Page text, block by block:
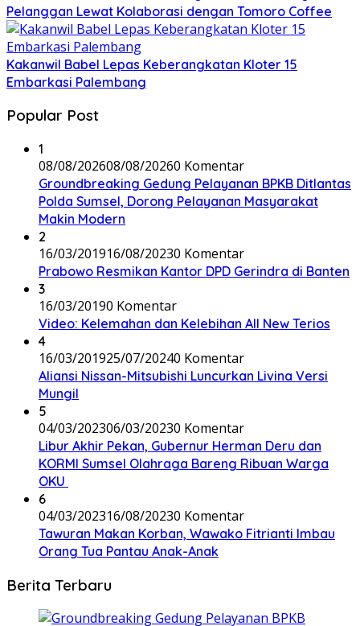
Pelanggan Lewat Kolaborasi dengan Tomoro Coffee
Kakanwil Babel Lepas Keberangkatan Kloter 15
Embarkasi Palembang
Popular Post
1
08/08/202608/08/20260 Komentar
Groundbreaking Gedung Pelayanan BPKB Ditlantas
Polda Sumsel, Dorong Pelayanan Masyarakat
Makin Modern
2
16/03/201916/08/20230 Komentar
Prabowo Resmikan Kantor DPD Gerindra di Banten
3
16/03/20190 Komentar
Video: Kelemahan dan Kelebihan All New Terios
4
16/03/201925/07/20240 Komentar
Aliansi Nissan-Mitsubishi Luncurkan Livina Versi
Mungil
5
04/03/202306/03/20230 Komentar
Libur Akhir Pekan, Gubernur Herman Deru dan
KORMI Sumsel Olahraga Bareng Ribuan Warga
OKU
6
04/03/202316/08/20230 Komentar
Tawuran Makan Korban, Wawako Fitrianti Imbau
Orang Tua Pantau Anak-Anak
Berita Terbaru